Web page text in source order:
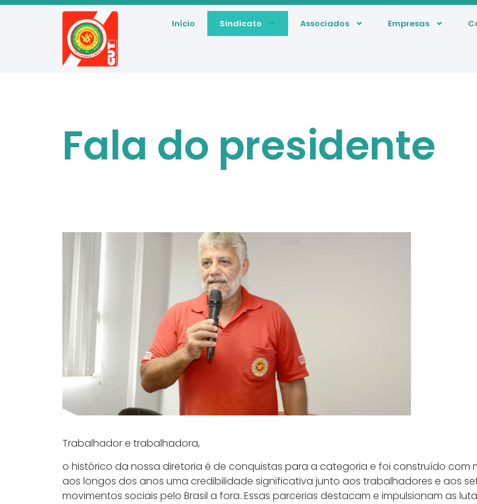
Início Sindicato Associados Empresas
Fala do presidente
Trabalhador e trabalhadora,
o histórico da nossa diretoria é de conquistas para a categoria e foi construído com
aos longos dos anos uma credibilidade significativa junto aos trabalhadores e aos
movimentos sociais pelo Brasil a fora. Essas parcerias destacam e impulsionam as